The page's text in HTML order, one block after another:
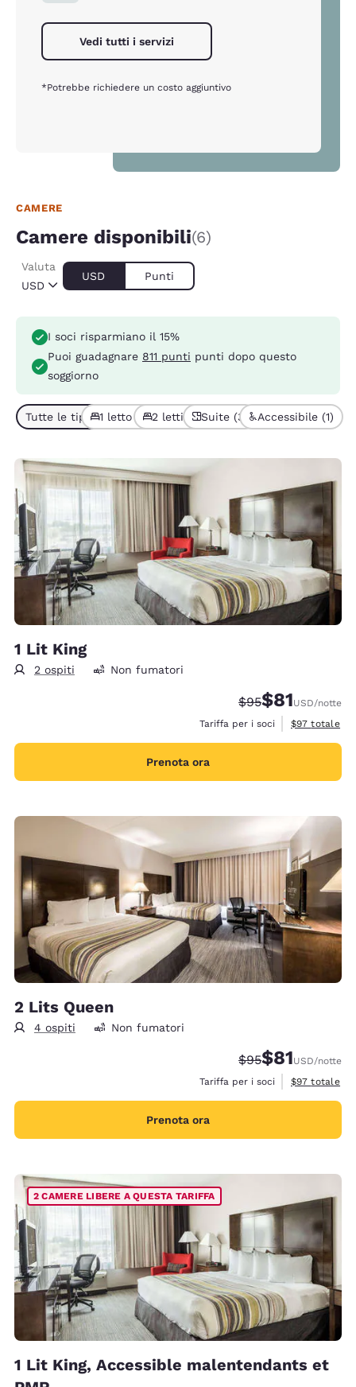
Vedi tutti i servizi
*Potrebbe richiedere un costo aggiuntivo
CAMERE
Camere disponibili(6)
USD
Valuta
USD Punti
I soci risparmiano il 15%
Puoi guadagnare 811 punti punti dopo questo
soggiorno
Tutte le tipologie di camera (6)
1 letto (4)2 letti (2)Suite (3) Accessibile (1)
1 Lit King
2 ospiti Non fumatori
Tariffa di
$95Tariffa
$81USD/notte
Tariffa per i soci
Visualizza i
$97 totale
Prenota ora
2 Lits Queen
4 ospiti Non fumatori
Tariffa di
$95Tariffa
$81USD/notte
Tariffa per i soci
Visualizza i
$97 totale
Prenota ora
2 CAMERE LIBERE A QUESTA TARIFFA
1 Lit King, Accessible malentendants et